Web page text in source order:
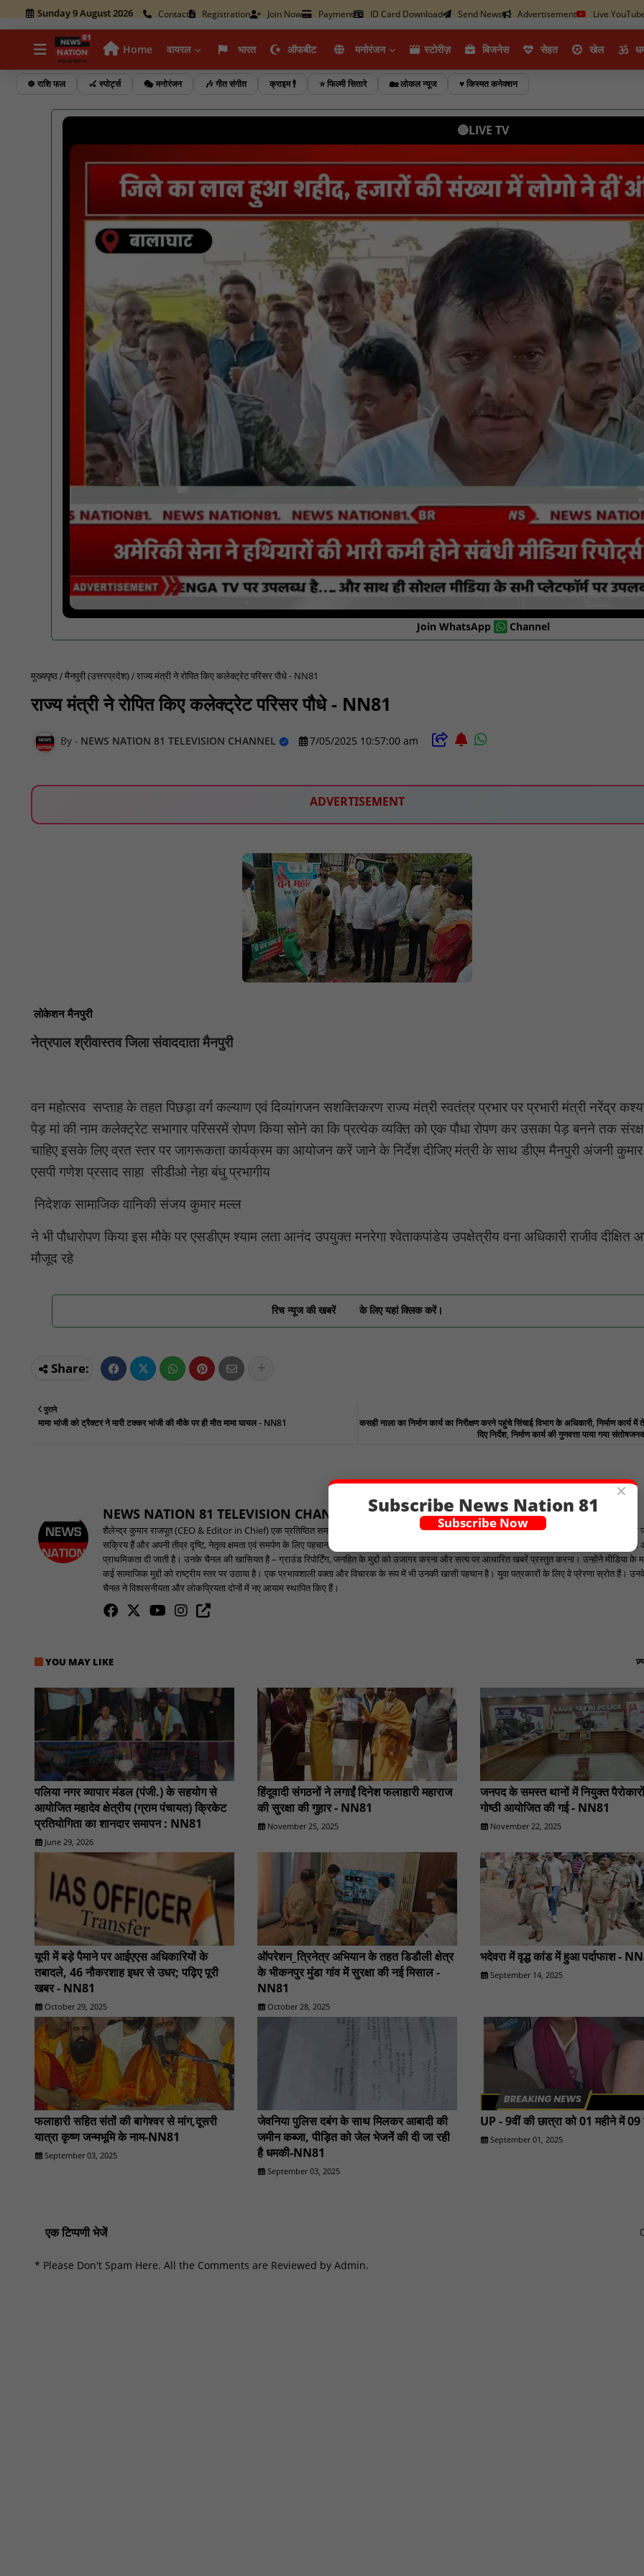
Sunday 9 August 2026 Contact Registration Join Now Payment ID Card Download Send News Advertisement Live
Home वायरल भारत ऑफबीट मनोरंजन स्टोरीज़ ब‍िजनेस सेहत खेल
☸️ राशि फल 🏑 स्पोर्ट्स 🎭 मनोरंजन 🎶 गीत संगीत क्राइम 🕴️ ⭐ फिल्मी सितारे 🏡 लोकल न्यूज ♥️ किस्मत कनेक्शन
🔴LIVE TV
Join WhatsApp Channel
मुख्यपृष्ठ मैनपुरी (उत्तरप्रदेश) राज्य मंत्री ने रोपित किए कलेक्ट्रेट परिसर पौधे - NN81
राज्य मंत्री ने रोपित किए कलेक्ट्रेट परिसर पौधे - NN81
NEWS NATION 81 TELEVISION CHANNEL 7/05/2025 10:57:00 am
ADVERTISEMENT
लोकेशन मैनपुरी
नेत्रपाल श्रीवास्तव जिला संवाददाता मैनपुरी
वन महोत्सव सप्ताह के तहत पिछड़ा वर्ग कल्याण एवं दिव्यांगजन सशक्तिकरण राज्य मंत्री स्वतंत्र प्रभार पर प्रभारी मंत्री नरेंद्र
पेड़ मां की नाम कलेक्ट्रेट सभागार परिसरमें रोपण किया सोने का कि प्रत्येक व्यक्ति को एक पौधा रोपण कर उसका पेड़ बनने तक
चाहिए इसके लिए व्रत स्तर पर जागरूकता कार्यक्रम का आयोजन करें जाने के निर्देश दीजिए मंत्री के साथ डीएम मैनपुरी अंजनी
एसपी गणेश प्रसाद साहा सीडीओ नेहा बंधु प्रभागीय
निदेशक सामाजिक वानिकी संजय कुमार मल्ल
ने भी पौधारोपण किया इस मौके पर एसडीएम श्याम लता आनंद उपयुक्त मनरेगा श्वेताकपांडेय उपक्षेत्रीय वना अधिकारी राजीव दीक्षित
मौजूद रहे
रिच न्यूज की खबरें के लिए यहां क्लिक करें।
कसही नाला का निर्माण कार्य का निरीक्षण करने पहुंचे सिंचाई विभाग के अधिकारी, निर्माण कार्य
दिए निर्देश, निर्माण कार्य की गुणवत्ता पाया गया
पुराने
मामा भांजी को ट्रैक्टर ने मारी टक्कर भांजी की मौके पर ही मौत मामा घायल - NN81
NEWS NATION 81 TELEVISION CHANNEL
शैलेन्द्र कुमार राजपूत (CEO & Editor in Chief) एक प्रतिष्ठित समाचार चैनल के संपादक हैं, जो निष्पक्ष और सटीक पत्रकारिता के लिए जाने जाते हैं। वे वर्षों से मीडिया
सक्रिय हैं और अपनी तीव्र दृष्टि, नेतृत्व क्षमता एवं समर्पण के लिए पहचान बनाए हुए हैं। शैलेन्द्र जी ने पत्रकारिता को एक नई दिशा देने का काम किया है, जहां आम जनता
प्राथमिकता दी जाती है। उनके चैनल की खासियत है – ग्राउंड रिपोर्टिंग, जनहित के मुद्दों को उजागर करना और सत्य पर आधारित खबरें प्रस्तुत करना। उन्होंने मीडिया के
कई सामाजिक मुद्दों को राष्ट्रीय स्तर पर उठाया है। एक प्रभावशाली वक्ता और विचारक के रूप में भी उनकी खासी पहचान है। युवा पत्रकारों के लिए वे प्रेरणा स्रोत हैं।
चैनल ने विश्वसनीयता और लोकप्रियता दोनों में नए आयाम स्थापित किए हैं।
YOU MAY LIKE
पलिया नगर व्यापार मंडल (पंजी.) के सहयोग से
आयोजित महादेव क्षेत्रीय (ग्राम पंचायत) क्रिकेट
प्रतियोगिता का शानदार समापन : NN81
June 29, 2026
हिंदूवादी संगठनों ने लगाईं दिनेश फलाहारी महाराज
की सुरक्षा की गुहार - NN81
November 25, 2025
जनपद के समस्त थानों में नियुक्त
गोष्ठी आयोजित की गई - NN81
November 22, 2025
यूपी में बड़े पैमाने पर आईएएस अधिकारियों के
तबादले, 46 नौकरशाह इधर से उधर; पढ़िए पूरी
खबर - NN81
October 29, 2025
ऑपरेशन_त्रिनेत्र अभियान के तहत डिडौली क्षेत्र
के भीकनपुर मुंडा गांव में सुरक्षा की नई मिसाल -
NN81
October 28, 2025
भदेवरा में वृद्ध कांड में हुआ पर्दाफाश -
September 14, 2025
फलाहारी सहित संतों की बागेश्वर से मांग,दूसरी
यात्रा कृष्ण जन्मभूमि के नाम-NN81
September 03, 2025
जेवनिया पुलिस दबंग के साथ मिलकर आबादी की
जमीन कब्जा, पीड़ित को जेल भेजनें की दी जा रही
है धमकी-NN81
September 03, 2025
UP - 9वीं की छात्रा को 01 महीने में 09
September 01, 2025
एक टिप्पणी भेजें
* Please Don't Spam Here. All the Comments are Reviewed by Admin.
×
Subscribe News Nation 81
Subscribe Now